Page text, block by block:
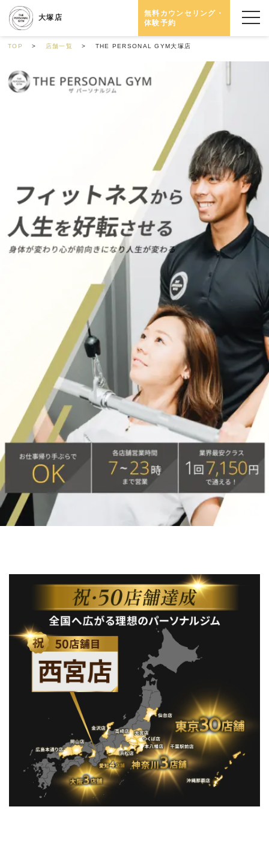
大塚店
無料カウンセリング・
体験予約
TOP 店舗一覧 THE PERSONAL GYM大塚店